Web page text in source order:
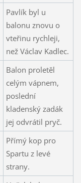
Pavlík byl u
balonu znovu o
vteřinu rychleji,
než Václav Kadlec.
Balon proletěl
celým vápnem,
poslední
kladenský zadák
jej odvrátil pryč.
Přímý kop pro
Spartu z levé
strany.